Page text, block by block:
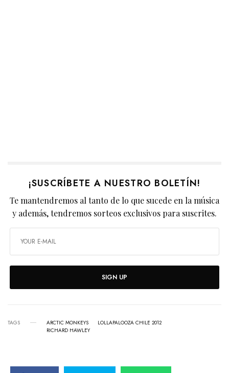
¡SUSCRÍBETE A NUESTRO BOLETÍN!
Te mantendremos al tanto de lo que sucede en la música
y además, tendremos sorteos exclusivos para suscrites.
SIGN UP
TAGS ARCTIC MONKEYS
LOLLAPALOOZA CHILE 2012
RICHARD HAWLEY